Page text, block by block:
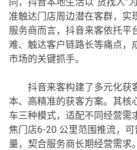
准触达门店周边潜在客群，实
服务商而言，抖音来客依托平
难、触达客户链路长等痛点，
市场的关键抓手。
抖音来客构建了多元化获
本、高精准的获客方案。其核
车三种模式，适配不同经营需
焦门店6-20 公里范围推流，
量，契合服务商长期经营需求